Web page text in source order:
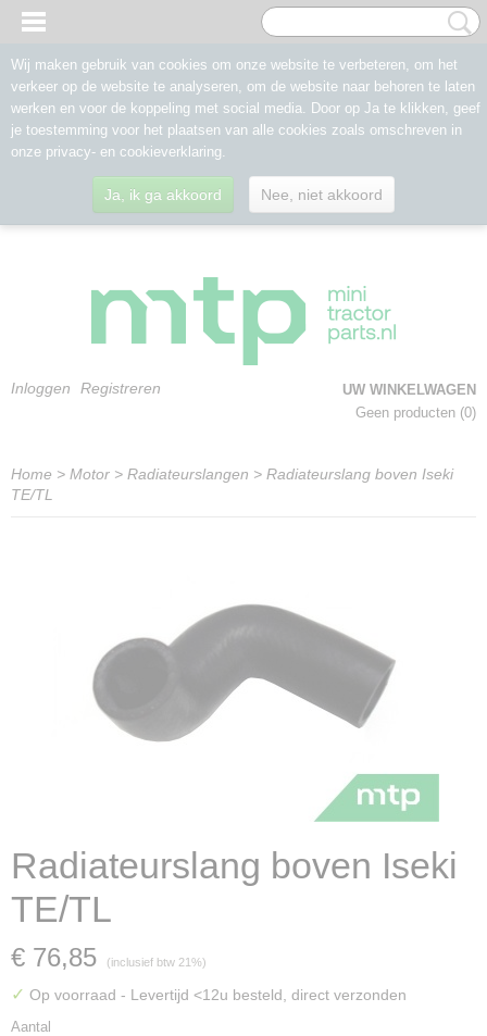
Inloggen Registreren
UW WINKELWAGEN
Geen producten (0)
Home > Motor > Radiateurslangen > Radiateurslang boven Iseki
TE/TL
Radiateurslang boven Iseki
TE/TL
€ 76,85 (inclusief btw 21%)
✓ Op voorraad - Levertijd <12u besteld, direct verzonden
Aantal
Wij maken gebruik van cookies om onze website te verbeteren, om het
verkeer op de website te analyseren, om de website naar behoren te laten
werken en voor de koppeling met social media. Door op Ja te klikken, geef
je toestemming voor het plaatsen van alle cookies zoals omschreven in
onze privacy- en cookieverklaring.
Ja, ik ga akkoord Nee, niet akkoord